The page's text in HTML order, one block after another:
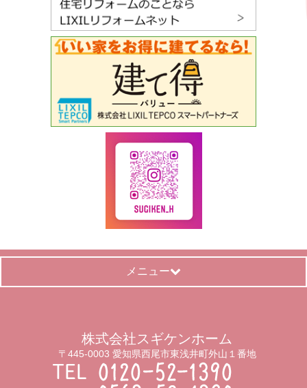
メニュー
株式会社スギケンホーム
〒445-0003 愛知県西尾市東浅井町外山１番地